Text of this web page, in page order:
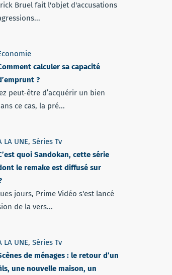
Bruel fait l'objet d'accusations
calculer sa capacité
?
peut-être d’acquérir un bien
ce cas, la pré...
LA UNE, Séries Tv
quoi Sandokan, cette série
le remake est diffusé sur
jours, Prime Vidéo s'est lancé
de la vers...
LA UNE, Séries Tv
de ménages : le retour d’un
une nouvelle maison, un